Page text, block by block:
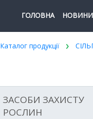
ГОЛОВНА НОВИНИ
Каталог продукції
ЗАСОБИ ЗАХИСТУ
РОСЛИН